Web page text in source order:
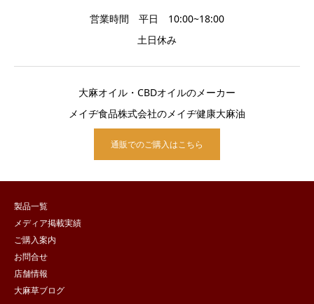
営業時間 平日 10:00~18:00
土日休み
大麻オイル・CBDオイルのメーカー
メイヂ食品株式会社のメイヂ健康大麻油
通販でのご購入はこちら
製品一覧
メディア掲載実績
ご購入案内
お問合せ
店舗情報
大麻草ブログ